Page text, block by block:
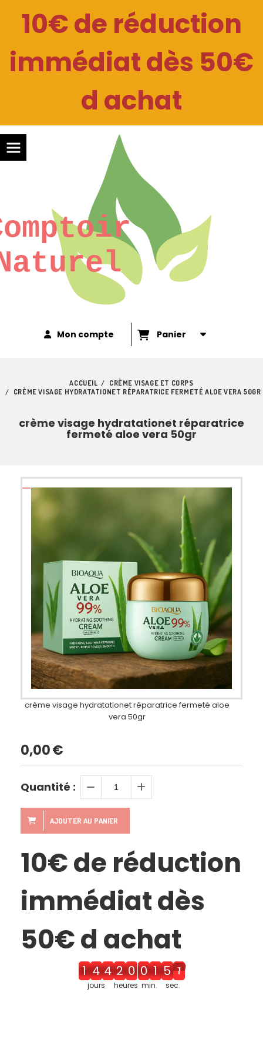
10€ de réduction
immédiat dès 50€
d achat
Mon compte Panier
ACCUEIL
CRÈME VISAGE ET CORPS
CRÈME VISAGE HYDRATATIONET RÉPARATRICE FERMETÉ ALOE VERA 50GR
crème visage hydratationet réparatrice
fermeté aloe vera 50gr
crème visage hydratationet réparatrice fermeté aloe
vera 50gr
0,00€
Quantité :
AJOUTER AU PANIER
10€ de réduction
immédiat dès
50€ d achat
1 4 5
jours
2 1
heures
0 2
min.
5 1
sec.